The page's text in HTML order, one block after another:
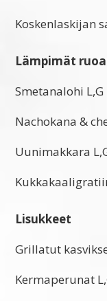
Koskenlaskijan
Lämpimät
Smetanalohi L,G
Nachokana &
Uunimakkara
Lisukkeet
Grillatut
Kermaperunat